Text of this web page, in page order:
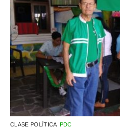
CLASE POLÍTICA PDC